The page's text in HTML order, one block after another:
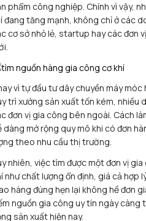
phẩm công nghiệp. Chính vì vậy,
đang tăng mạnh, không chỉ ở các
cơ sở nhỏ lẻ, startup hay các đơn
vì tự đầu tư dây chuyền máy móc
trì xưởng sản xuất tốn kém, nhiều
đơn vị gia công bên ngoài. Cách
dàng mở rộng quy mô khi có đơn
theo nhu cầu thị trường.
nhiên, việc tìm được một đơn vị
như chất lượng ổn định, giá cả hợp
hàng đúng hẹn lại không hề đơn
nguồn gia công uy tín ngày
sản xuất hiện nay.